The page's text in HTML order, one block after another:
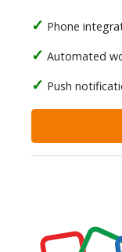
Phone
Automated
Push